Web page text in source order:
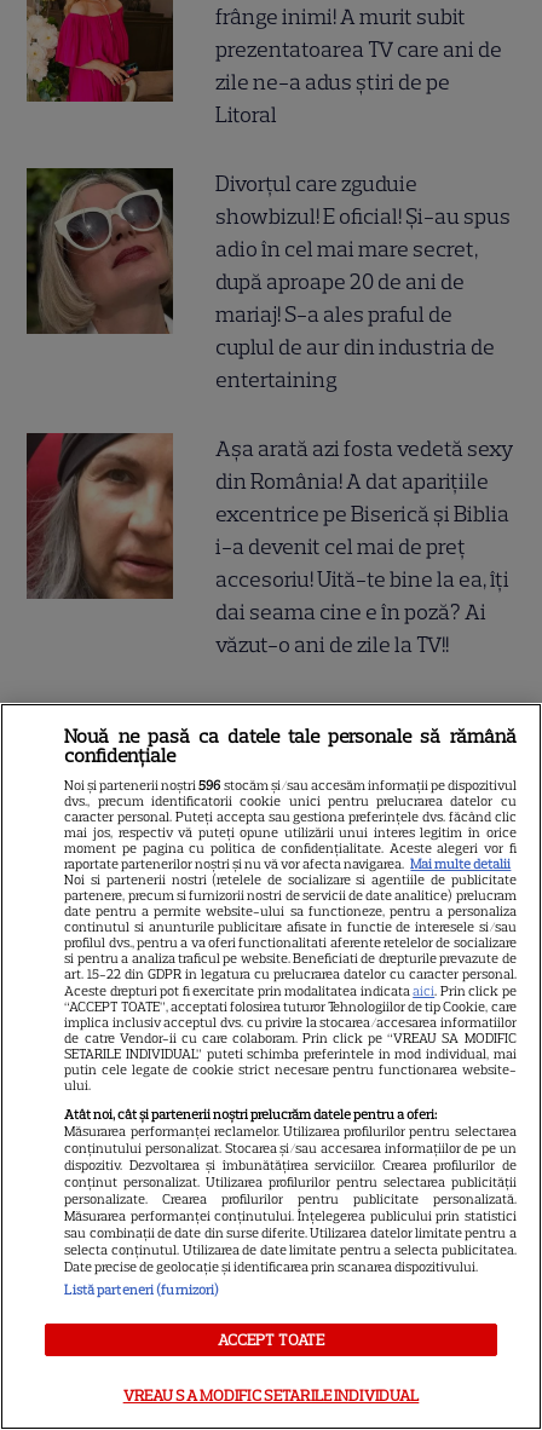
frânge inimi! A murit subit
prezentatoarea TV care ani de
zile ne-a adus știri de pe
Litoral
Divorțul care zguduie
showbizul! E oficial! Și-au spus
adio în cel mai mare secret,
după aproape 20 de ani de
mariaj! S-a ales praful de
cuplul de aur din industria de
entertaining
Așa arată azi fosta vedetă sexy
din România! A dat aparițiile
excentrice pe Biserică și Biblia
i-a devenit cel mai de preț
accesoriu! Uită-te bine la ea, îți
dai seama cine e în poză? Ai
văzut-o ani de zile la TV!!
VIDEO Scene neașteptate pe
Transfăgărășan, surprinse în
imagini. Un urs A FĂCUT
PRĂPĂD la o mașină, iar
momentul când animalul a
început să o distrugă i-a lăsat
pe MARTORI FĂRĂ REACȚIE.
Ce a urmat și ce s-a întâmplat
cu proprietarii autoturismului
Nouă ne pasă ca datele tale personale să rămână
confidențiale
Noi și partenerii noștri596 stocăm și/sau accesăm informații pe dispozitivul
dvs., precum identificatorii cookie unici pentru prelucrarea datelor cu
caracter personal. Puteți accepta sau gestiona preferințele dvs. făcând clic
mai jos, respectiv vă puteți opune utilizării unui interes legitim în orice
moment pe pagina cu politica de confidențialitate. Aceste alegeri vor fi
raportate partenerilor noștri și nu vă vor afecta navigarea. Mai multe detalii
Noi si partenerii nostri (retelele de socializare si agentiile de publicitate
partenere, precum si furnizorii nostri de servicii de date analitice) prelucram
date pentru a permite website-ului sa functioneze, pentru a personaliza
continutul si anunturile publicitare afisate in functie de interesele si/sau
profilul dvs., pentru a va oferi functionalitati aferente retelelor de socializare
si pentru a analiza traficul pe website. Beneficiati de drepturile prevazute de
art. 15-22 din GDPR in legatura cu prelucrarea datelor cu caracter personal.
Aceste drepturi pot fi exercitate prin modalitatea indicataaici. Prin click pe
“ACCEPT TOATE”, acceptati folosirea tuturor Tehnologiilor de tip Cookie, care
implica inclusiv acceptul dvs. cu privire la stocarea/accesarea informatiilor
de catre Vendor-ii cu care colaboram. Prin click pe “VREAU SA MODIFIC
SETARILE INDIVIDUAL” puteti schimba preferintele in mod individual, mai
putin cele legate de cookie strict necesare pentru functionarea website-
ului.
Atât noi, cât și partenerii noștri prelucrăm datele pentru a oferi:
Măsurarea performanței reclamelor. Utilizarea profilurilor pentru selectarea
conținutului personalizat. Stocarea și/sau accesarea informațiilor de pe un
dispozitiv. Dezvoltarea și îmbunătățirea serviciilor. Crearea profilurilor de
conținut personalizat. Utilizarea profilurilor pentru selectarea publicității
personalizate. Crearea profilurilor pentru publicitate personalizată.
Măsurarea performanței conținutului. Înțelegerea publicului prin statistici
sau combinații de date din surse diferite. Utilizarea datelor limitate pentru a
selecta conținutul. Utilizarea de date limitate pentru a selecta publicitatea.
Date precise de geolocație și identificarea prin scanarea dispozitivului.
Listă parteneri (furnizori)
ACCEPT TOATE
VREAU SA MODIFIC SETARILE INDIVIDUAL